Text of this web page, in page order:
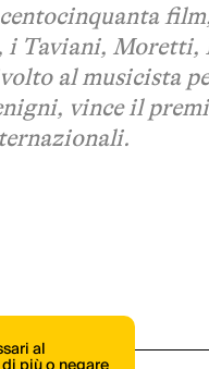
Taviani, Moretti,
al musicista
vince il
.
al